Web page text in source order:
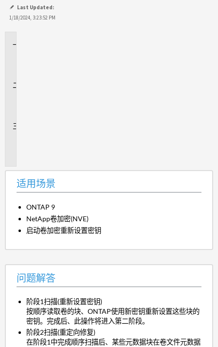
Last Updated:
1/18/2024, 3:23:52 PM
适用场景
ONTAP 9
NetApp卷加密(NVE)
启动卷加密重新设置密钥
问题解答
阶段1扫描(重新设置密钥)
按顺序读取卷的块、ONTAP使用新密钥重新设置这些块的
密钥。完成后、此操作将进入第二阶段。
阶段2扫描(重定向修复)
在阶段1中完成顺序扫描后、某些元数据块在卷文件元数据